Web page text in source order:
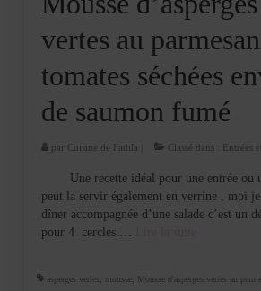
vertes au
tomates séchées
de saumon fumé
par Cuisine de Fadila Classé dans : Entrées
Une recette idéal pour une entrée ou
peut la servir également en verrine , moi
dîner accompagnée d’une salade c’est un
pour 4 cercles …
asperges vertes mousse
Mousse d'asperges vertes au